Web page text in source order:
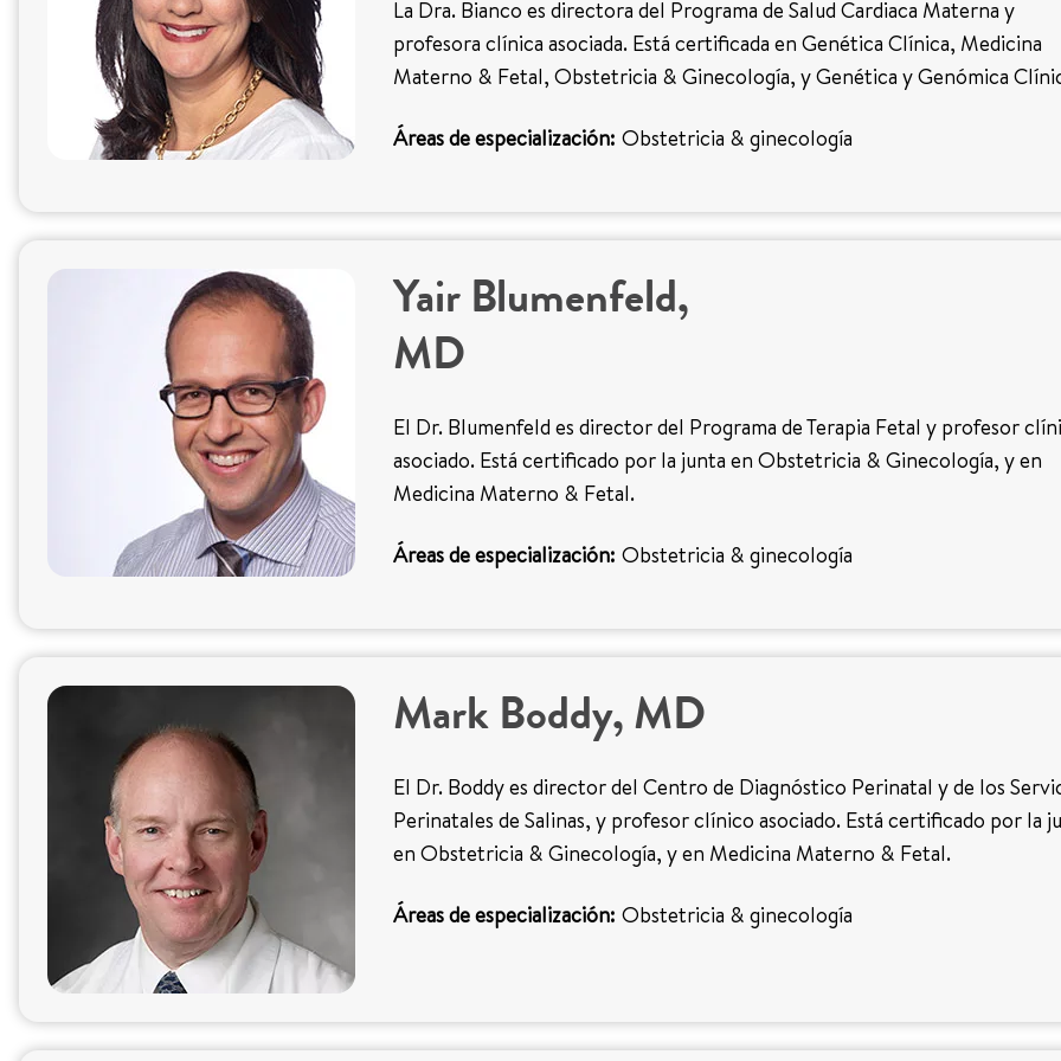
La Dra. Bianco es directora del Programa de Salud Cardiaca Materna y
profesora clínica asociada. Está certificada en Genética Clínica, Medicina
Materno & Fetal, Obstetricia & Ginecología, y Genética y Genómica
Áreas de especialización: Obstetricia & ginecología
Yair Blumenfeld,
MD
El Dr. Blumenfeld es director del Programa de Terapia Fetal y profesor
asociado. Está certificado por la junta en Obstetricia & Ginecología, y en
Medicina Materno & Fetal.
Áreas de especialización: Obstetricia & ginecología
Mark Boddy, MD
El Dr. Boddy es director del Centro de Diagnóstico Perinatal y de los
Perinatales de Salinas, y profesor clínico asociado. Está certificado por la
en Obstetricia & Ginecología, y en Medicina Materno & Fetal.
Áreas de especialización: Obstetricia & ginecología